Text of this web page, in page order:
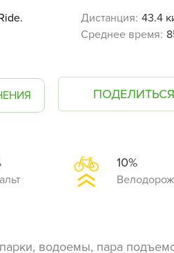
Дистанция: 43.4
Среднее время:
ПОДЕЛИТЬСЯ
10%
водоемы, пара